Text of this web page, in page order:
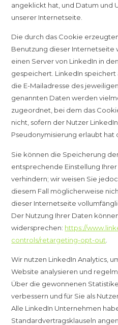
angeklickt hat, und Datum und
unserer Internetseite.
Die durch das Cookie
Benutzung dieser Internetseite
einen Server von LinkedIn in
gespeichert. LinkedIn
die E-Mailadresse des
genannten Daten werden
zugeordnet, bei dem das
nicht, sofern der Nutzer
Pseudonymisierung erlaubt hat
Sie können die Speicherung
entsprechende Einstellung
verhindern; wir weisen Sie
diesem Fall möglicherweise
dieser Internetseite
Der Nutzung Ihrer Daten
widersprechen: https://
controls/retargeting-opt-out
Wir nutzen LinkedIn Analytics,
Website analysieren und
Über die gewonnenen
verbessern und für Sie als
Alle LinkedIn Unternehmen
Standardvertragsklauseln